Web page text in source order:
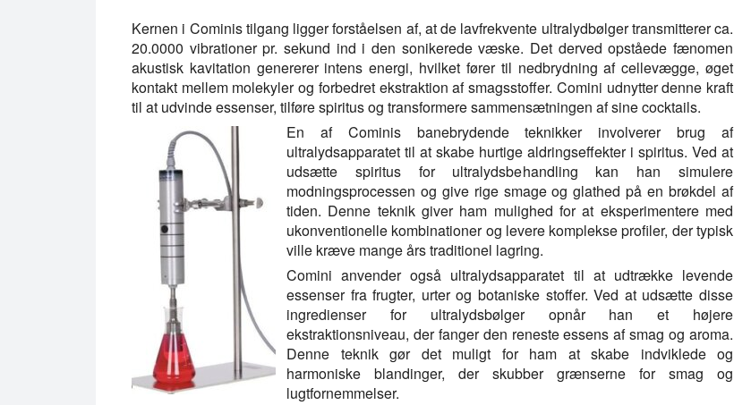
Kernen i Cominis tilgang ligger forståelsen af, at de lavfrekvente ultralydbølger transmitterer ca.
20.0000 vibrationer pr. sekund ind i den sonikerede væske. Det derved opståede fænomen
akustisk kavitation genererer intens energi, hvilket fører til nedbrydning af cellevægge, øget
kontakt mellem molekyler og forbedret ekstraktion af smagsstoffer. Comini udnytter denne kraft
til at udvinde essenser, tilføre spiritus og transformere sammensætningen af sine cocktails.
En af Cominis banebrydende teknikker involverer brug af
ultralydsapparatet til at skabe hurtige aldringseffekter i spiritus. Ved at
udsætte spiritus for ultralydsbehandling kan han simulere
modningsprocessen og give rige smage og glathed på en brøkdel af
tiden. Denne teknik giver ham mulighed for at eksperimentere med
ukonventionelle kombinationer og levere komplekse profiler, der typisk
ville kræve mange års traditionel lagring.
Comini anvender også ultralydsapparatet til at udtrække levende
essenser fra frugter, urter og botaniske stoffer. Ved at udsætte disse
ingredienser for ultralydsbølger opnår han et højere
ekstraktionsniveau, der fanger den reneste essens af smag og aroma.
Denne teknik gør det muligt for ham at skabe indviklede og
harmoniske blandinger, der skubber grænserne for smag og
lugtfornemmelser.